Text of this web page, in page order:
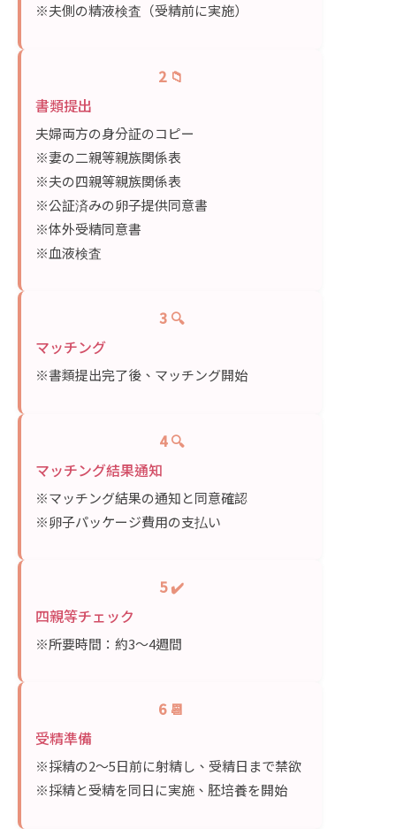
※夫側の精液検査（受精前に実施）
2 📁
書類提出
夫婦両方の身分証のコピー
※妻の二親等親族関係表
※夫の四親等親族関係表
※公証済みの卵子提供同意書
※体外受精同意書
※血液検査
3 🔍
マッチング
※書類提出完了後、マッチング開始
4 🔍
マッチング結果通知
※マッチング結果の通知と同意確認
※卵子パッケージ費用の支払い
5 ✔️
四親等チェック
※所要時間：約3〜4週間
6 📆
受精準備
※採精の2〜5日前に射精し、受精日まで禁欲
※採精と受精を同日に実施、胚培養を開始